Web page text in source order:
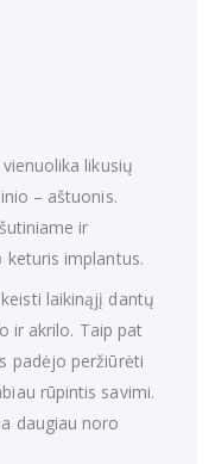
likusių
– aštuonis.
ir
keturis implantus.
laikinąjį dantų
ir akrilo. Taip pat
padėjo peržiūrėti
rūpintis savimi.
daugiau noro